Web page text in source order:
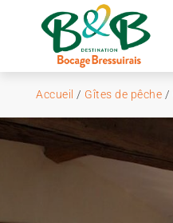
Accueil / Gîtes de pêche /